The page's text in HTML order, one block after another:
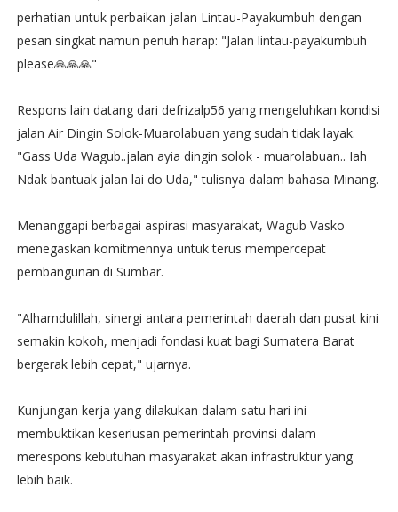
perhatian untuk perbaikan jalan Lintau-Payakumbuh dengan
pesan singkat namun penuh harap: "Jalan lintau-payakumbuh
please🙏🙏🙏"
Respons lain datang dari defrizalp56 yang mengeluhkan kondisi
jalan Air Dingin Solok-Muarolabuan yang sudah tidak layak.
"Gass Uda Wagub..jalan ayia dingin solok - muarolabuan.. Iah
Ndak bantuak jalan lai do Uda," tulisnya dalam bahasa Minang.
Menanggapi berbagai aspirasi masyarakat, Wagub Vasko
menegaskan komitmennya untuk terus mempercepat
pembangunan di Sumbar.
"Alhamdulillah, sinergi antara pemerintah daerah dan pusat kini
semakin kokoh, menjadi fondasi kuat bagi Sumatera Barat
bergerak lebih cepat," ujarnya.
Kunjungan kerja yang dilakukan dalam satu hari ini
membuktikan keseriusan pemerintah provinsi dalam
merespons kebutuhan masyarakat akan infrastruktur yang
lebih baik.